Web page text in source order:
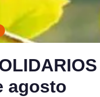
agosto